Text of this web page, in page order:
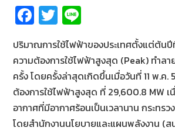
Fa
ce
b
o
o
k
T
wi
tt
er
n
e
ปริมาณการใช้ไฟฟ้าของประเทศตั้งแต่ต้น
ความต้องการใช้ไฟฟ้าสูงสุด (Peak) ทำล
ครั้ง โดยครั้งล่าสุดเกิดขึ้นเมื่อวันที่ 11 พ.ค
ต้องการใช้ไฟฟ้าสูงสุด ที่ 29,600.8 MW เ
อากาศที่มีอากาศร้อนเป็นเวลานาน กระทรว
โดยสำนักงานนโยบายและแผนพลังงาน (